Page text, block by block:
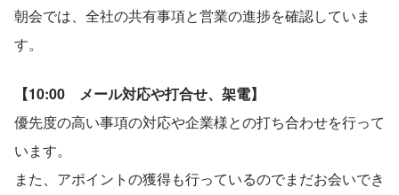
朝会では、全社の共有事項と営業の進捗を確認していま
す。
【10:00　メール対応や打合せ、架電】
優先度の高い事項の対応や企業様との打ち合わせを行って
います。
また、アポイントの獲得も行っているのでまだお会いでき